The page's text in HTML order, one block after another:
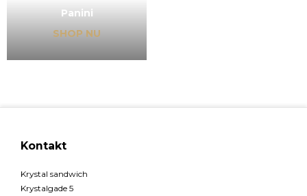
Panini
SHOP NU
Kontakt
Krystal sandwich
Krystalgade 5